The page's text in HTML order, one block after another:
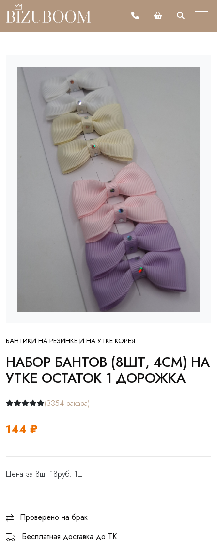
БАНТИКИ НА РЕЗИНКЕ И НА УТКЕ КОРЕЯ
НАБОР БАНТОВ (8ШТ, 4СМ) НА
УТКЕ ОСТАТОК 1 ДОРОЖКА
(3354 заказа)
144 ₽
Цена за 8шт 18руб. 1шт
Проверено на брак
Бесплатная доставка до ТК